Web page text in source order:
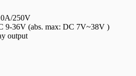
250V
9-36V (abs. max: DC 7V~38V )
output